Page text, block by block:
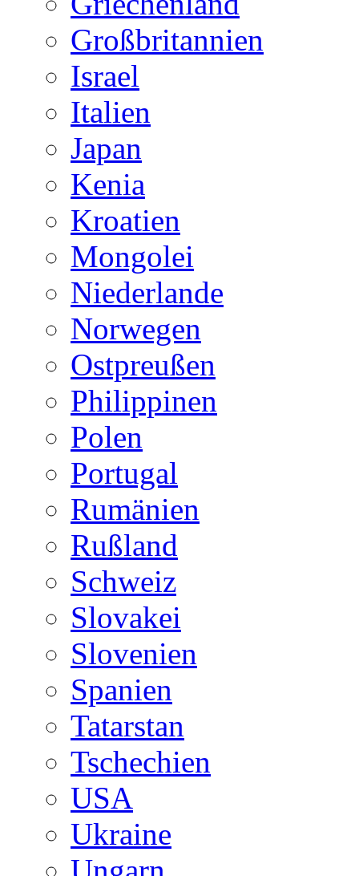
Großbritannien
Israel
Italien
Japan
Kenia
Kroatien
Mongolei
Niederlande
Norwegen
Ostpreußen
Philippinen
Polen
Portugal
Rumänien
Rußland
Schweiz
Slovakei
Slovenien
Spanien
Tatarstan
Tschechien
USA
Ukraine